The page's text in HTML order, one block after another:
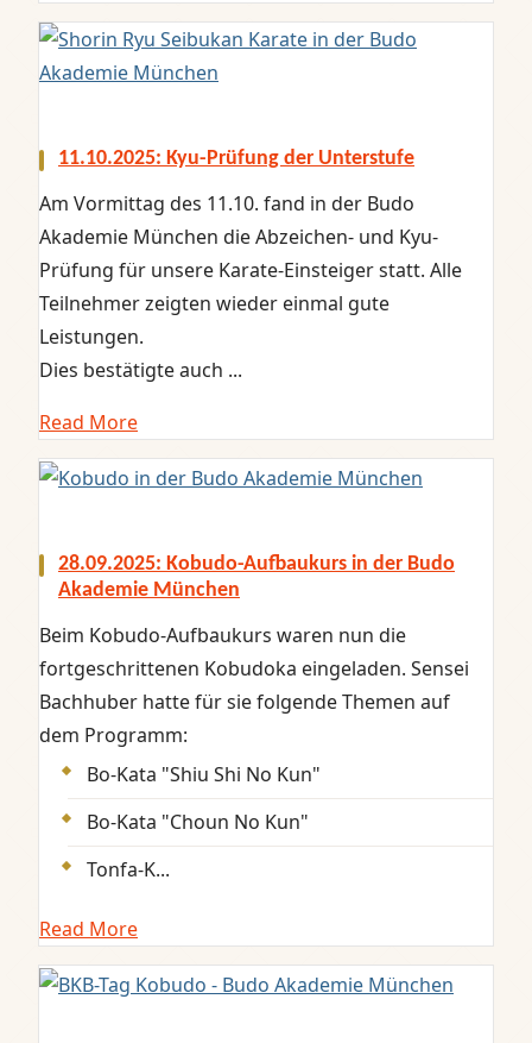
11.10.2025: Kyu-Prüfung der Unterstufe
Am Vormittag des 11.10. fand in der Budo
Akademie München die Abzeichen- und Kyu-
Prüfung für unsere Karate-Einsteiger statt. Alle
Teilnehmer zeigten wieder einmal gute
Leistungen.
Dies bestätigte auch ...
Read More
28.09.2025: Kobudo-Aufbaukurs in der Budo
Akademie München
Beim Kobudo-Aufbaukurs waren nun die
fortgeschrittenen Kobudoka eingeladen. Sensei
Bachhuber hatte für sie folgende Themen auf
dem Programm:
Bo-Kata "Shiu Shi No Kun"
Bo-Kata "Choun No Kun"
Tonfa-K...
Read More